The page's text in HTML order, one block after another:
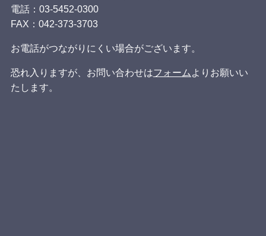
電話：03-5452-0300
FAX： 042-373-3703
お電話がつながりにくい場合がございます。
恐れ入りますが、お問い合わせはフォーム よりお願いい
たします。